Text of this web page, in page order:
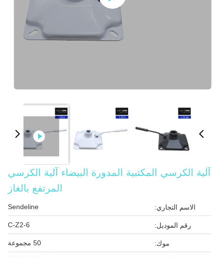
آلية الكرسي المكتبية المدورة البيضاء آلية الكرسي
المرتفع بالغاز
الاسم التجاري: Sendeline
رقم الموديل: C-Z2-6
موك: 50 مجموعة